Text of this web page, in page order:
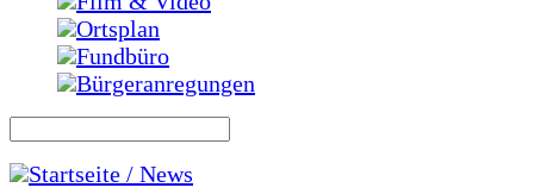
Ortsplan
Fundbüro
Bürgeranregungen
Startseite / News